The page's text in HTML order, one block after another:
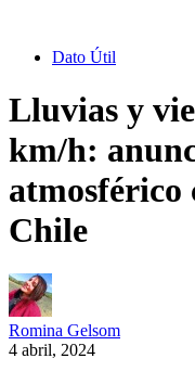
Dato Útil
Lluvias y
km/h:
atmosférico
Chile
Romina Gelsom
4 abril, 2024